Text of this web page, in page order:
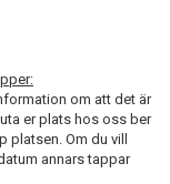
om att det är
er plats hos oss ber
Om du vill
annars tappar